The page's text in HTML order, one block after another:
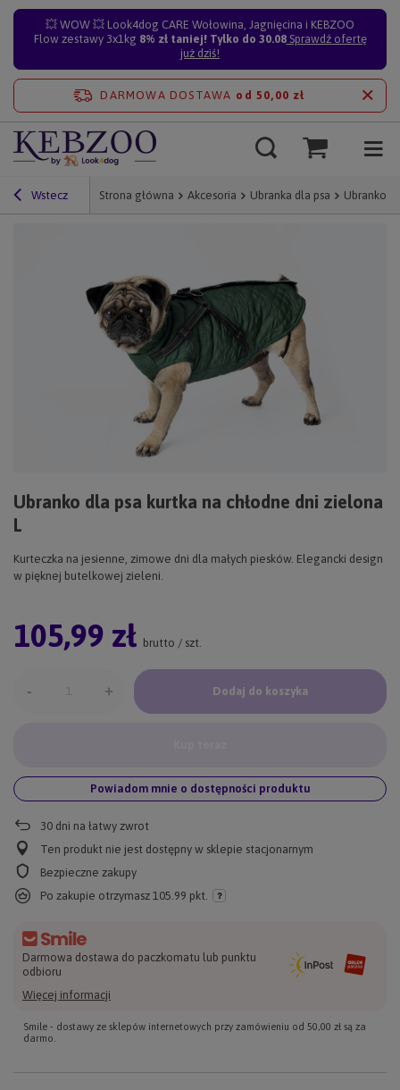
💥 WOW 💥 Look4dog CARE Wołowina, Jagnięcina i KEBZOO
Flow zestawy 3x1kg 8% zł taniej! Tylko do 30.08Sprawdź ofertę
już dziś!
DARMOWA DOSTAWA od 50,00 zł
Wstecz Strona główna Akcesoria Ubranka dla psa Ubranko
Ubranko dla psa kurtka na chłodne dni zielona
L
Kurteczka na jesienne, zimowe dni dla małych piesków. Elegancki design
w pięknej butelkowej zieleni.
105,99 zł brutto / szt.
- + Dodaj do koszyka
Powiadom mnie o dostępności produktu
30 dni na łatwy zwrot
Ten produkt nie jest dostępny w sklepie stacjonarnym
Bezpieczne zakupy
Po zakupie otrzymasz 105.99 pkt.
Darmowa dostawa do paczkomatu lub punktu
odbioru
Więcej informacji
Smile - dostawy ze sklepów internetowych przy zamówieniu od 50,00 zł są za
darmo.